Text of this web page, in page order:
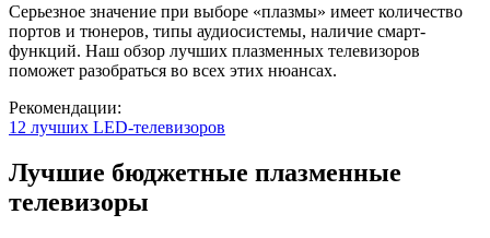
Серьезное значение при выборе «плазмы» имеет количество
портов и тюнеров, типы аудиосистемы, наличие смарт-
функций. Наш обзор лучших плазменных телевизоров
поможет разобраться во всех этих нюансах.
Рекомендации:
12 лучших LED-телевизоров
Лучшие бюджетные плазменные
телевизоры